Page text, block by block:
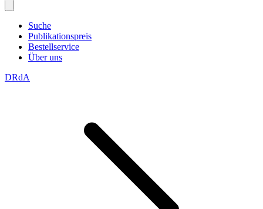
Suche
Publikationspreis
Bestellservice
Über uns
DRdA